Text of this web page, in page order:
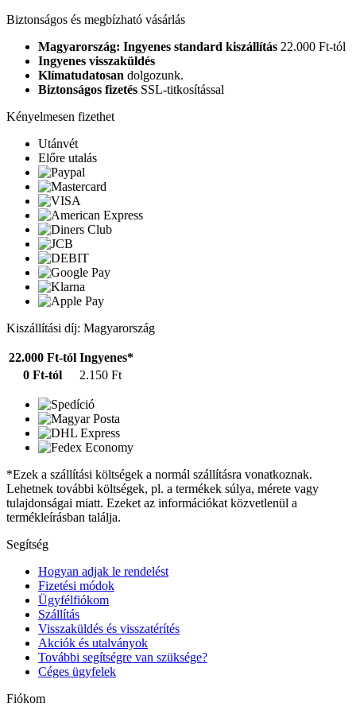
Biztonságos és megbízható vásárlás
Magyarország: Ingyenes standard kiszállítás 22.000 Ft-tól
Ingyenes visszaküldés
Klímatudatosan dolgozunk.
Biztonságos fizetés SSL-titkosítással
Kényelmesen fizethet
Utánvét
Előre utalás
Kiszállítási díj: Magyarország
22.000 Ft-tól Ingyenes*
0 Ft-tól
2.150 Ft
*Ezek a szállítási költségek a normál szállításra vonatkoznak.
Lehetnek további költségek, pl. a termékek súlya, mérete vagy
tulajdonságai miatt. Ezeket az információkat közvetlenül a
termékleírásban találja.
Segítség
Hogyan adjak le rendelést
Fizetési módok
Ügyfélfiókom
Szállítás
Visszaküldés és visszatérítés
Akciók és utalványok
További segítségre van szüksége?
Céges ügyfelek
Fiókom